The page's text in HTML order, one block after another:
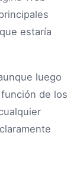
estaría
luego
de los